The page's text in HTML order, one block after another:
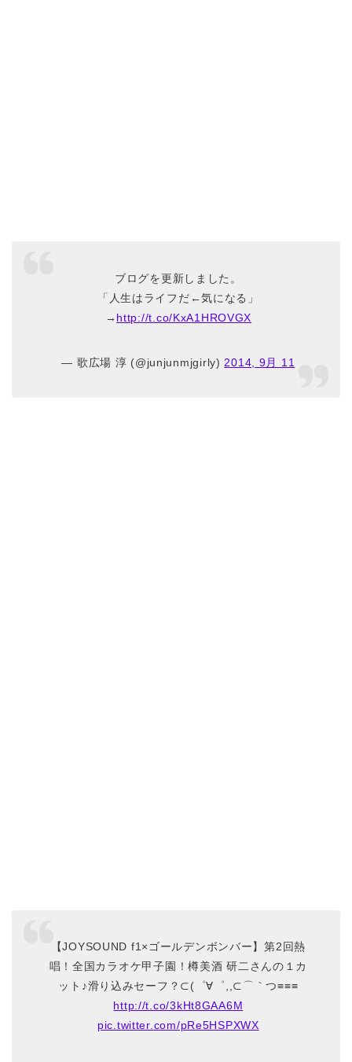
ブログを更新しました。
「人生はライフだ←気になる」
→ http://t.co/KxA1HROVGX
— 歌広場 淳 (@junjunmjgirly) 2014, 9月 11
【JOYSOUND f1×ゴールデンボンバー】第2回熱
唱！全国カラオケ甲子園！樽美酒 研二さんの１カ
ット♪滑り込みセーフ？⊂(゜∀゜,,⊂⌒｀つ≡≡≡
http://t.co/3kHt8GAA6M
pic.twitter.com/pRe5HSPXWX